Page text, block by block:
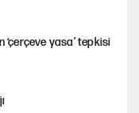
‘çerçeve yasa’ tepkisi